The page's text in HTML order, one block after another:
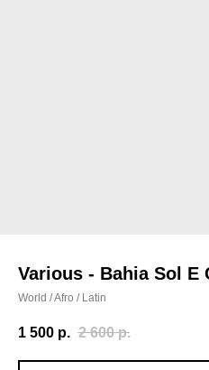
Various - Bahia Sol E
World / Afro / Latin
1 500 р. 2 600 р.